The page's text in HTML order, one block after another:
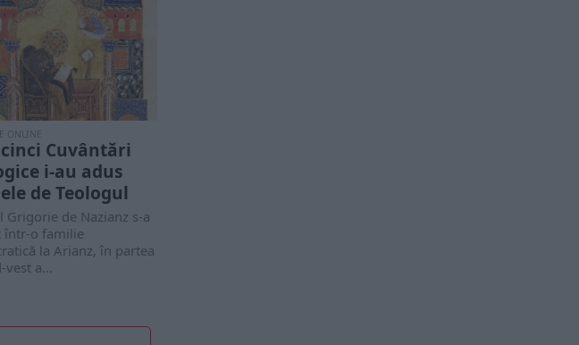
ONLINE
cinci Cuvântări
i-au adus
de Teologul
Grigorie de Nazianz s-a
într-o familie
la Arianz, în partea
vest a...